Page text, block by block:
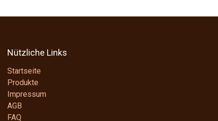
Nützliche Links
Startseite
Produkte
Impressum
AGB
FAQ